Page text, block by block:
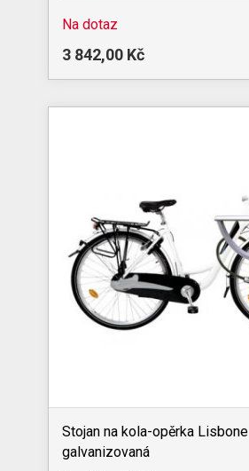
Na dotaz
3 842,00 Kč
Stojan na kola-opěrka Lisbone
galvanizovaná